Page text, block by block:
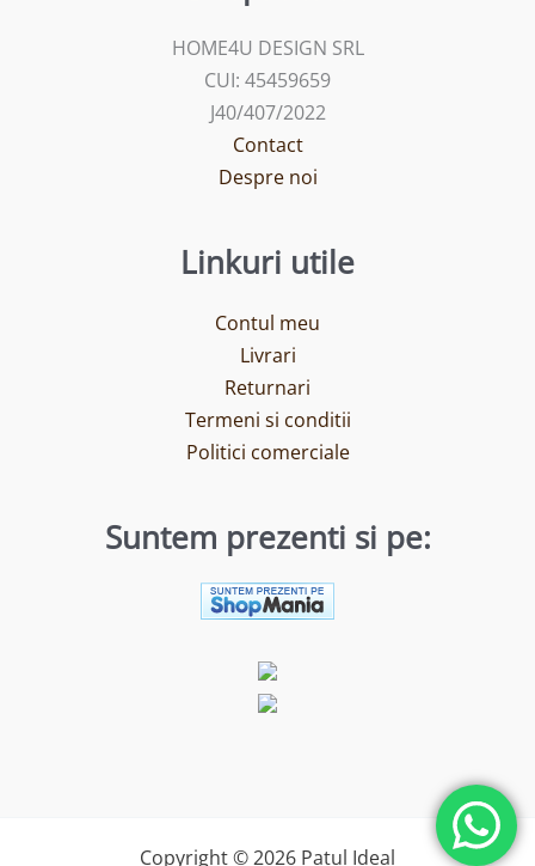
HOME4U DESIGN SRL
CUI: 45459659
J40/407/2022
Contact
Despre noi
Linkuri utile
Contul meu
Livrari
Returnari
Termeni si conditii
Politici comerciale
Suntem prezenti si pe:
Copyright © 2026 Patul Ideal